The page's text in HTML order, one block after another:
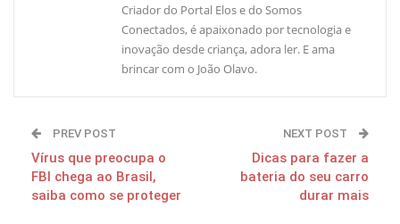
Criador do Portal Elos e do Somos
Conectados, é apaixonado por tecnologia e
inovação desde criança, adora ler. E ama
brincar com o João Olavo.
PREV POST
Vírus que preocupa o
FBI chega ao Brasil,
saiba como se proteger
NEXT POST
Dicas para fazer a
bateria do seu carro
durar mais